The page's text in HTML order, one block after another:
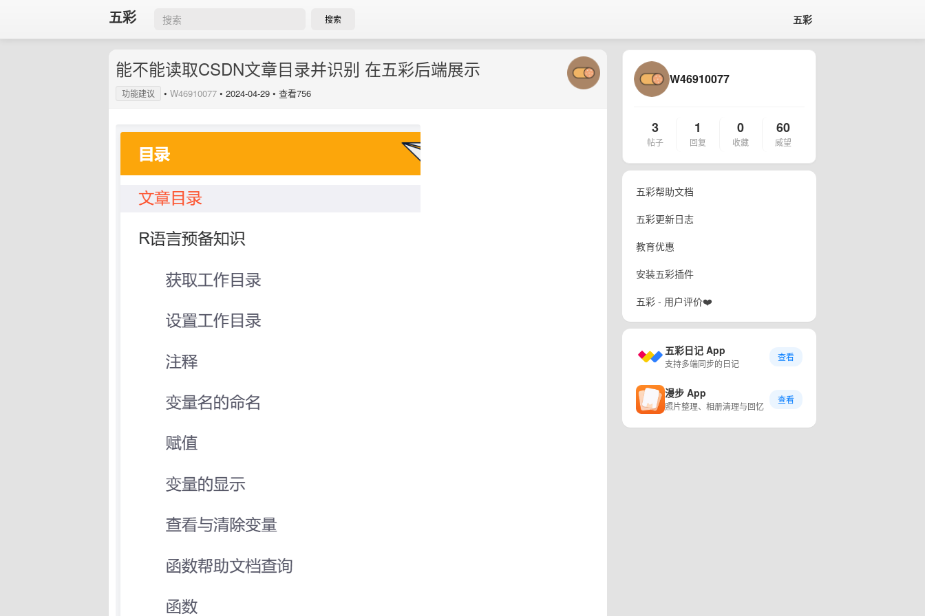
五彩 搜索 五彩
能不能读取CSDN文章目录并识别 在五彩后端展示
功能建议 • W46910077 • 2024-04-29 • 查看756
W46910077
3
帖子
1
回复
0
收藏
60
威望
五彩帮助文档
五彩更新日志
教育优惠
安装五彩插件
五彩 - 用户评价❤️
五彩日记 App
支持多端同步的日记
查看
漫步 App
照片整理、相册清理与回忆
查看